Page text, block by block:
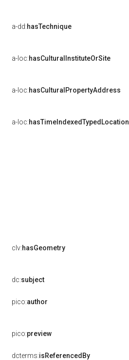
a-dd:hasTechnique
a-loc:hasCulturalInstituteOrSite
a-loc:hasCulturalPropertyAddress
a-loc:hasTimeIndexedTypedLocation
clv:hasGeometry
dc:subject
pico:author
pico:preview
dcterms:isReferencedBy